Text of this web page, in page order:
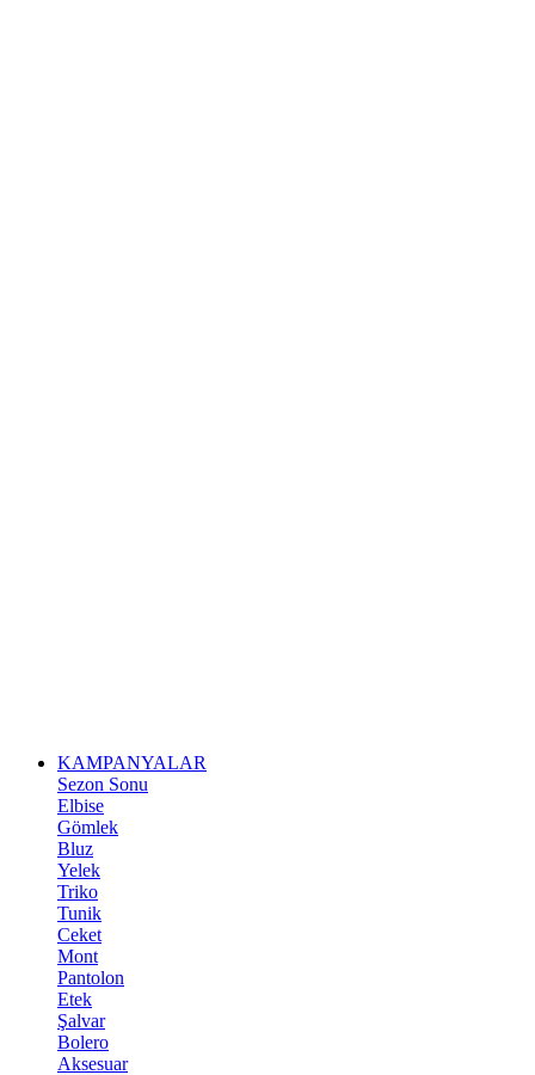
KAMPANYALAR
Sezon Sonu
Elbise
Gömlek
Bluz
Yelek
Triko
Tunik
Ceket
Mont
Pantolon
Etek
Şalvar
Bolero
Aksesuar